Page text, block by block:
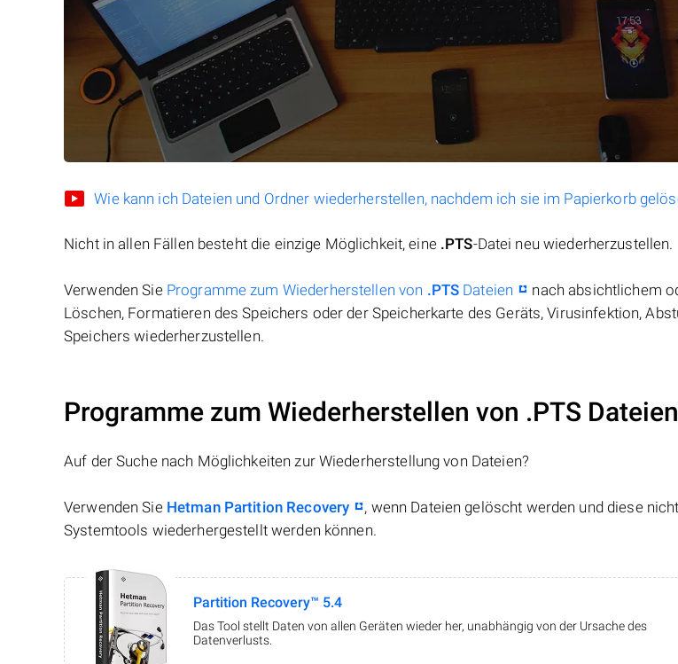
Wie kann ich Dateien und Ordner wiederherstellen, nachdem ich sie im Papierkorb
Nicht in allen Fällen besteht die einzige Möglichkeit, eine .PTS-Datei neu wiederherzustellen.
Verwenden Sie Programme zum Wiederherstellen von .PTS Dateien
nach absichtlichem
Löschen, Formatieren des Speichers oder der Speicherkarte des Geräts, Virusinfektion,
Speichers wiederherzustellen.
Programme zum Wiederherstellen von .PTS Dateien
Auf der Suche nach Möglichkeiten zur Wiederherstellung von Dateien?
Verwenden Sie Hetman Partition Recovery
, wenn Dateien gelöscht werden und diese
Systemtools wiederhergestellt werden können.
Partition Recovery™ 5.4
Das Tool stellt Daten von allen Geräten wieder her, unabhängig von der Ursache des
Datenverlusts.